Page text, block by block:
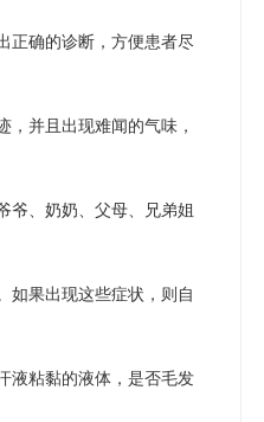
正确的诊断，方便患者尽
并且出现难闻的气味，
、奶奶、父母、兄弟姐
果出现这些症状，则自
粘黏的液体，是否毛发